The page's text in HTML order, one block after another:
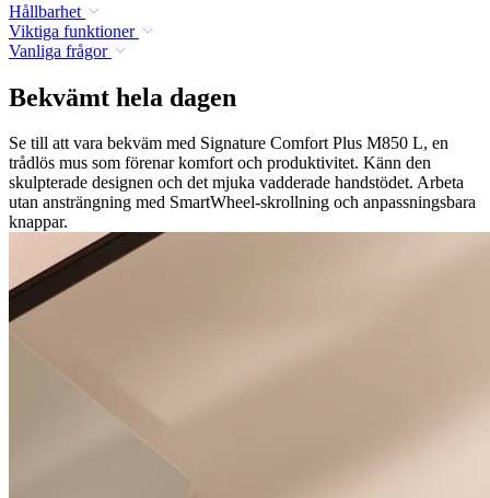
Hållbarhet
Viktiga funktioner
Vanliga frågor
Bekvämt hela dagen
Se till att vara bekväm med Signature Comfort Plus M850 L, en
trådlös mus som förenar komfort och produktivitet. Känn den
skulpterade designen och det mjuka vadderade handstödet. Arbeta
utan ansträngning med SmartWheel-skrollning och anpassningsbara
knappar.